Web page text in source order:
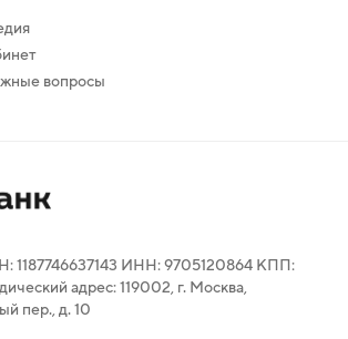
вопросы
1187746637143 ИНН: 9705120864 КПП:
адрес: 119002, г. Москва,
пер., д. 10